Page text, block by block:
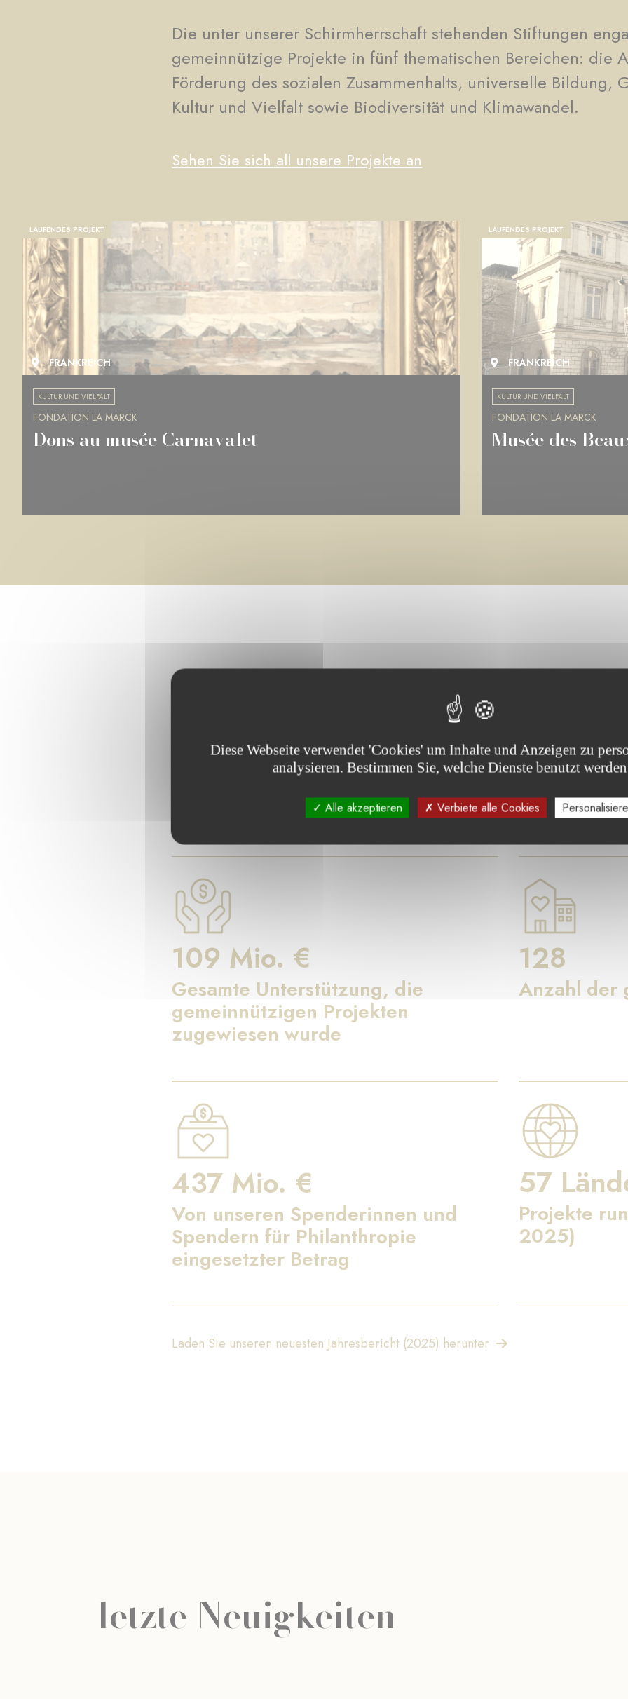
Die unter unserer Schirmherrschaft stehenden Stiftungen
gemeinnützige Projekte in fünf thematischen Bereichen: die
Förderung des sozialen Zusammenhalts, universelle Bildung,
Kultur und Vielfalt sowie Biodiversität und Klimawandel.
Sehen Sie sich all unsere Projekte an
LAUFENDES PROJEKT
FRANKREICH
KULTUR UND VIELFALT
FONDATION LA MARCK
Musée des Beaux-Arts de Rennes
PROJEKT ABGESCHLOSSEN
FRANKREICH
KULTUR UND VIELFALT
FONDATION LA MARCK
Musée de
Die wichtigsten Zahlen
109 Mio. €
Gesamte Unterstützung, die
gemeinnützigen Projekten
zugewiesen wurde
128
Anzahl der
437 Mio. €
Von unseren Spenderinnen und
Spendern für Philanthropie
eingesetzter Betrag
57
Projekte
2025)
Laden Sie unseren neuesten Jahresbericht (2025) herunter
letzte Neuigkeiten
Diese Webseite verwendet 'Cookies' um Inhalte und Anzeigen zu
analysieren. Bestimmen Sie, welche Dienste benutzt
Alle akzeptieren Verbiete alle Cookies